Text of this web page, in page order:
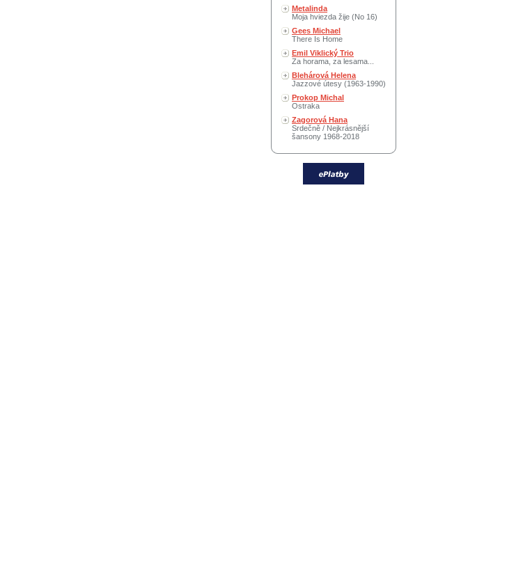
Metalinda
Moja hviezda žije (No 16)
Gees Michael
There Is Home
Emil Viklický Trio
Za horama, za lesama...
Blehárová Helena
Jazzové útesy (1963-1990)
Prokop Michal
Ostraka
Zagorová Hana
Srdečně / Nejkrásnější
šansony 1968-2018